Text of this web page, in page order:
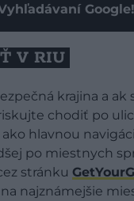
Google!
V RIU
krajina a ak
chodiť po
hlavnou
po miestnych
stránku
najznámejšie